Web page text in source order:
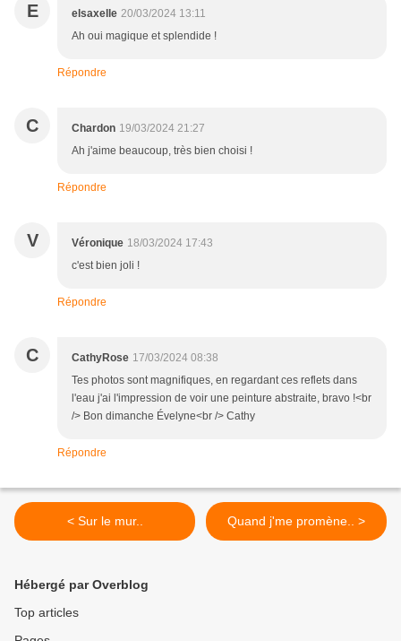
E elsaxelle 20/03/2024 13:11
Ah oui magique et splendide !
Répondre
C Chardon 19/03/2024 21:27
Ah j'aime beaucoup, très bien choisi !
Répondre
V Véronique 18/03/2024 17:43
c'est bien joli !
Répondre
C CathyRose 17/03/2024 08:38
Tes photos sont magnifiques, en regardant ces reflets dans
l'eau j'ai l'impression de voir une peinture abstraite, bravo !<br
/> Bon dimanche Évelyne<br /> Cathy
Répondre
< Sur le mur.. Quand j'me promène.. >
Hébergé par Overblog
Top articles